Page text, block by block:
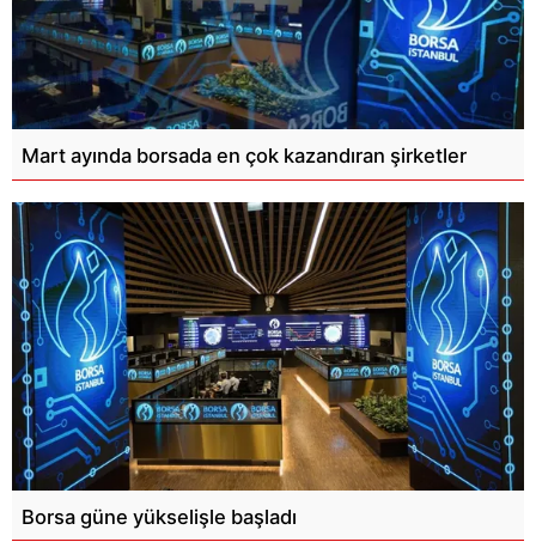
Mart ayında borsada en çok kazandıran şirketler
Borsa güne yükselişle başladı